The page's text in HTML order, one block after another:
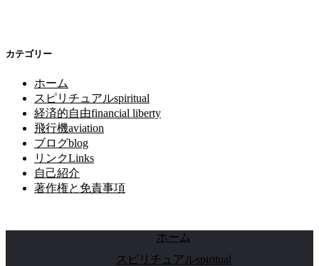
カテゴリー
ホーム
スピリチュアルspiritual
経済的自由financial liberty
飛行機aviation
ブログblog
リンクLinks
自己紹介
著作権と免責事項
ホーム
スピリチュアルspiritual